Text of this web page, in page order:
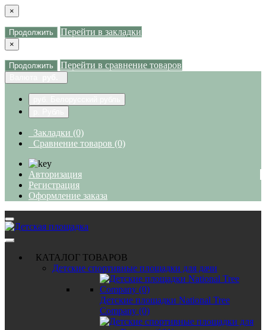
×
Продолжить Перейти в закладки
×
Продолжить Перейти в сравнение товаров
Закладки (0)
Сравнение товаров (0)
Авторизация
Регистрация
Оформление заказа
КАТАЛОГ ТОВАРОВ
Детские спортивные площадки для дачи
Детские площадки National Tree
Company (0)